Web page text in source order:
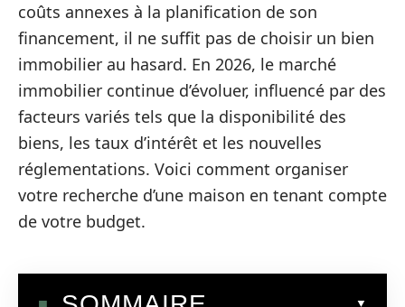
coûts annexes à la planification de son
financement, il ne suffit pas de choisir un bien
immobilier au hasard. En 2026, le marché
immobilier continue d’évoluer, influencé par des
facteurs variés tels que la disponibilité des
biens, les taux d’intérêt et les nouvelles
réglementations. Voici comment organiser
votre recherche d’une maison en tenant compte
de votre budget.